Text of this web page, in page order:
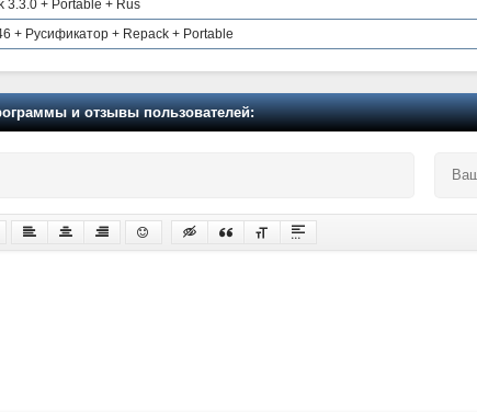
3.3.0 + Portable + Rus
+ Русификатор + Repack + Portable
и отзывы пользователей: